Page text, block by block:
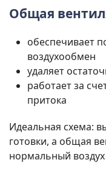
Общая
обеспечивает
воздухообмен
удаляет
работает за
притока
Идеальная схема:
готовки, а общая
нормальный